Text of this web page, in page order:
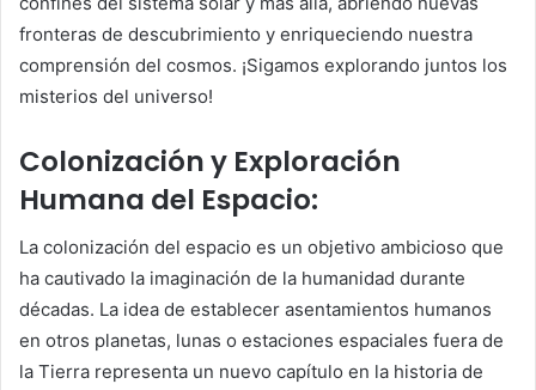
fronteras de descubrimiento y enriqueciendo nuestra
comprensión del cosmos. ¡Sigamos explorando juntos los
misterios del universo!
Colonización y Exploración
Humana del Espacio:
La colonización del espacio es un objetivo ambicioso que
ha cautivado la imaginación de la humanidad durante
décadas. La idea de establecer asentamientos humanos
en otros planetas, lunas o estaciones espaciales fuera de
la Tierra representa un nuevo capítulo en la historia de